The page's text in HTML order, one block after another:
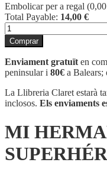
Embolicar per a regal (0,00
Total Payable: 14,00 €
quantitat
de
MI
HERMANO
ES
UN
SUPERHÉROE
Comprar
Enviament gratuït en
peninsular i 80€ a Balears;
La Llibreria Claret estarà
inclosos. Els enviaments
MI